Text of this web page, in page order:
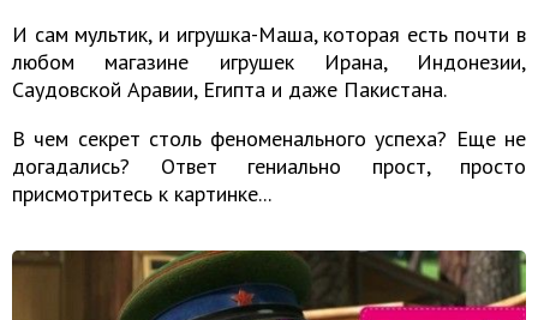
И сам мультик, и игрушка-Маша, которая есть почти в
любом магазине игрушек Ирана, Индонезии,
Саудовской Аравии, Египта и даже Пакистана.
В чем секрет столь феноменального успеха? Еще не
догадались? Ответ гениально прост, просто
присмотритесь к картинке...